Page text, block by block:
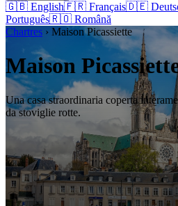
🇬🇧 English🇫🇷 Français🇩🇪
Português🇷🇴 Română
Chartres › Maison Picassiette
Maison
Una casa straordinaria coperta
da stoviglie rotte.